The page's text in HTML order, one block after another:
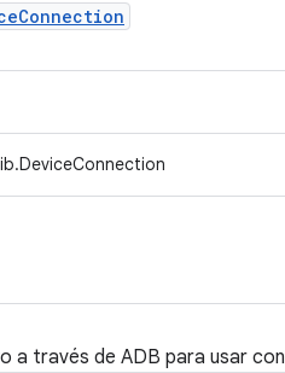
a través de ADB para usar con